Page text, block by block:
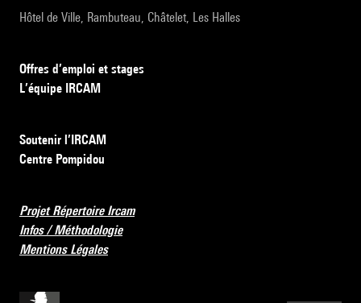
Hôtel de Ville, Rambuteau, Châtelet, Les Halles
Offres d’emploi et stages
L’équipe IRCAM
Soutenir l’IRCAM
Centre Pompidou
Projet Répertoire Ircam
Infos / Méthodologie
Mentions Légales